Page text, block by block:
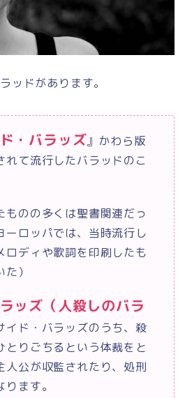
ッドがあります。
・バラッズ』かわら版
れて流行したバラッドのこ
ものの多くは聖書関連だっ
ーロッパでは、当時流行し
ロディや歌詞を印刷したも
）
ッズ（人殺しのバラ
イド・バラッズのうち、殺
とりごちるという体裁をと
人公が収監されたり、処刑
ます。